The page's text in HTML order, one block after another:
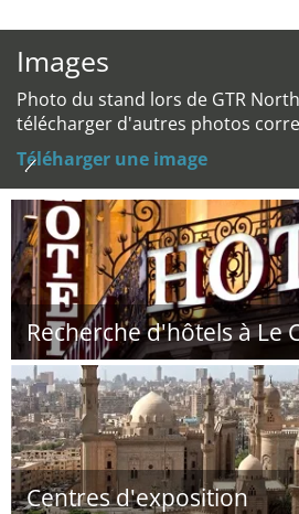
Images
Photo du stand lors de GTR
télécharger d'autres photos
Téléharger une image
Recherche d'hôtels à Le
Centres d'exposition